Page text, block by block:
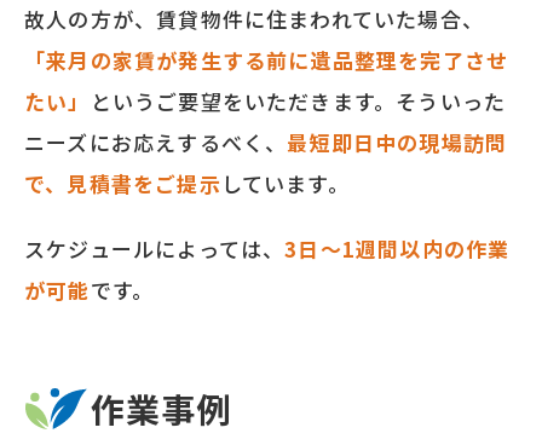
故人の方が、賃貸物件に住まわれていた場合、
「来月の家賃が発生する前に遺品整理を完了させ
たい」
というご要望をいただきます。そういった
ニーズにお応えするべく、 最短即日中の現場訪問
で、見積書をご提示 しています。
スケジュールによっては、3日～1週間以内の作業
が可能です。
作業事例